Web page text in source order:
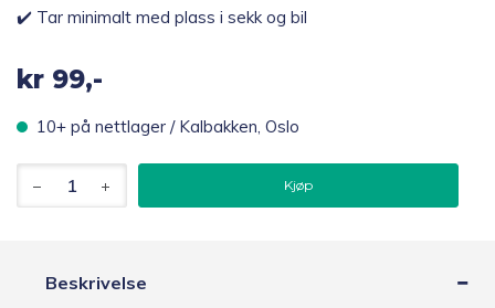
✔️ Tar minimalt med plass i sekk og bil
kr 99,-
10+ på nettlager / Kalbakken, Oslo
Førstehjelp
Redningsfolie,
Kjøp
Beskrivelse